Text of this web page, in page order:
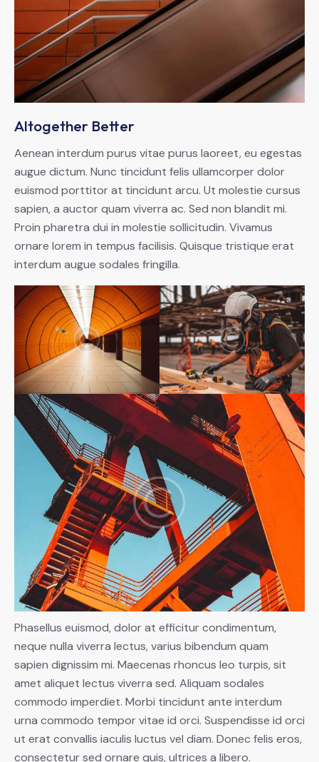
Altogether Better
Aenean interdum purus vitae purus laoreet, eu egestas
augue dictum. Nunc tincidunt felis ullamcorper dolor
euismod porttitor at tincidunt arcu. Ut molestie cursus
sapien, a auctor quam viverra ac. Sed non blandit mi.
Proin pharetra dui in molestie sollicitudin. Vivamus
ornare lorem in tempus facilisis. Quisque tristique erat
interdum augue sodales fringilla.
Phasellus euismod, dolor at efficitur condimentum,
neque nulla viverra lectus, varius bibendum quam
sapien dignissim mi. Maecenas rhoncus leo turpis, sit
amet aliquet lectus viverra sed. Aliquam sodales
commodo imperdiet. Morbi tincidunt ante interdum
urna commodo tempor vitae id orci. Suspendisse id orci
ut erat convallis iaculis luctus vel diam. Donec felis eros,
consectetur sed ornare quis, ultrices a libero.